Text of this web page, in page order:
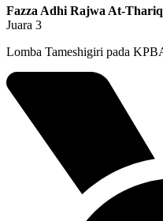
Fazza Adhi Rajwa At-Thariq
Juara 3
Lomba Tameshigiri pada